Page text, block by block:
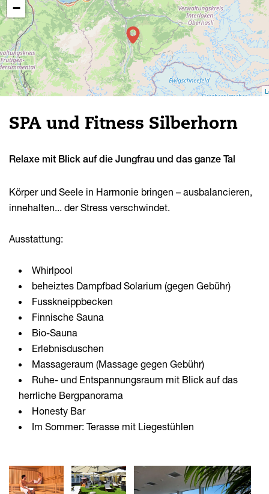
−
SPA und Fitness Silberhorn
Relaxe mit Blick auf die Jungfrau und das ganze Tal
Körper und Seele in Harmonie bringen – ausbalancieren,
innehalten... der Stress verschwindet.
Ausstattung:
Whirlpool
beheiztes Dampfbad Solarium (gegen Gebühr)
Fusskneippbecken
Finnische Sauna
Bio-Sauna
Erlebnisduschen
Massageraum (Massage gegen Gebühr)
Ruhe- und Entspannungsraum mit Blick auf das
herrliche Bergpanorama
Honesty Bar
Im Sommer: Terasse mit Liegestühlen